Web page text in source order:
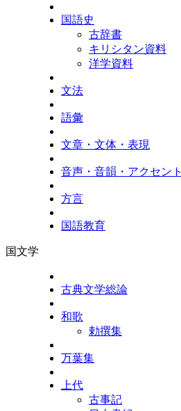
国語史
古辞書
キリシタン資料
洋学資料
文法
語彙
文章・文体・表現
音声・音韻・アクセント
方言
国語教育
国文学
古典文学総論
和歌
勅撰集
万葉集
上代
古事記